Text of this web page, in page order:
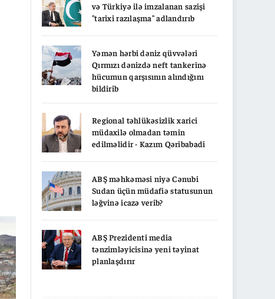
və Türkiyə ilə imzalanan sazişi
"tarixi razılaşma" adlandırıb
Yəmən hərbi dəniz qüvvələri
Qırmızı dənizdə neft tankerinə
hücumun qarşısının alındığını
bildirib
Regional təhlükəsizlik xarici
müdaxilə olmadan təmin
edilməlidir - Kazım Qəribabadi
ABŞ məhkəməsi niyə Cənubi
Sudan üçün müdafiə statusunun
ləğvinə icazə verib?
ABŞ Prezidenti media
tənzimləyicisinə yeni təyinat
planlaşdırır